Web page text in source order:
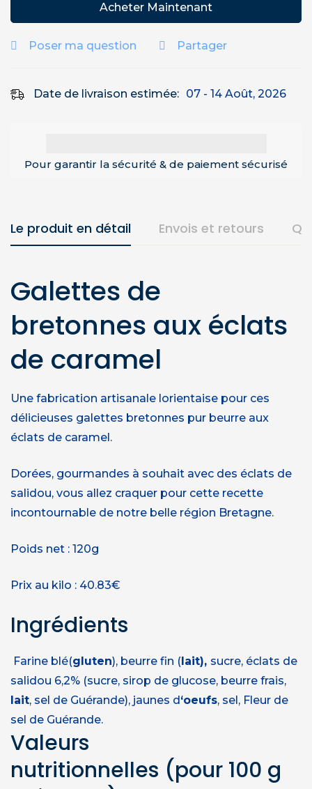
Acheter Maintenant
Poser ma question Partager
Date de livraison estimée: 07 - 14 Août, 2026
Pour garantir la sécurité & de paiement sécurisé
Le produit en détail Envois et retours
Galettes de
bretonnes aux éclats
de caramel
Une fabrication artisanale lorientaise pour ces
délicieuses galettes bretonnes pur beurre aux
éclats de caramel.
Dorées, gourmandes à souhait avec des éclats de
salidou, vous allez craquer pour cette recette
incontournable de notre belle région Bretagne.
Poids net : 120g
Prix au kilo : 40.83€
Ingrédients
Farine blé(gluten), beurre fin (lait), sucre, éclats de
salidou 6,2% (sucre, sirop de glucose, beurre frais,
lait, sel de Guérande), jaunes d‘oeufs, sel, Fleur de
sel de Guérande.
Valeurs
nutritionnelles (pour 100 g